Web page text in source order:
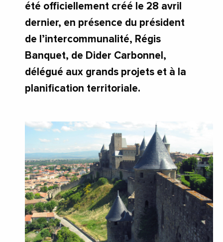
été officiellement créé le 28 avril
dernier, en présence du président
de l’intercommunalité, Régis
Banquet, de Dider Carbonnel,
délégué aux grands projets et à la
planification territoriale.